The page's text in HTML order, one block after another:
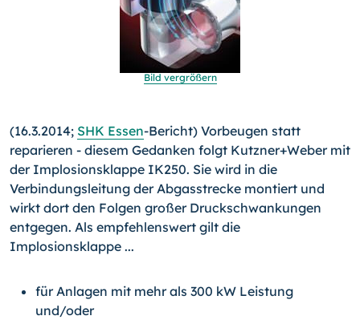
Bild vergrößern
(16.3.2014; SHK Essen-Bericht) Vorbeugen statt
reparieren - diesem Gedanken folgt Kutzner+Weber mit
der Implosionsklap­pe IK250. Sie wird in die
Verbindungsleitung der Abgasstrecke montiert und
wirkt dort den Folgen großer Druckschwankungen
entgegen. Als empfehlenswert gilt die
Implosionsklappe ...
für Anlagen mit mehr als 300 kW Leistung
und/oder